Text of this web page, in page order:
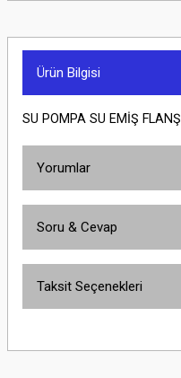
Ürün Bilgisi
SU POMPA SU EMİŞ
Yorumlar
Soru & Cevap
Taksit Seçenekleri